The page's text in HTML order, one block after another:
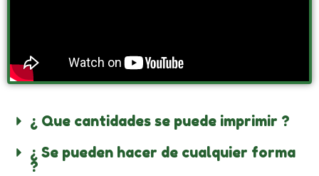
¿ Que cantidades se puede imprimir ?
¿ Se pueden hacer de cualquier forma
?